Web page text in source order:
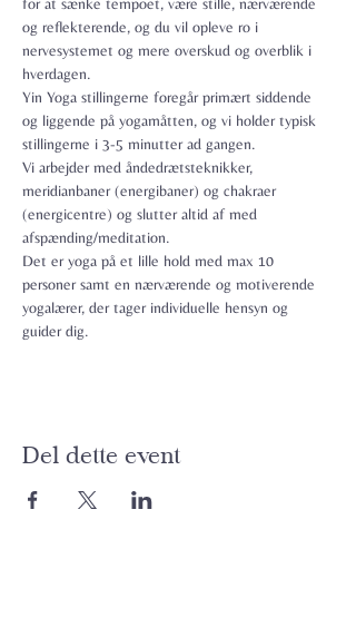
og reflekterende, og du vil opleve ro i
nervesystemet og mere overskud og overblik i
hverdagen.
Yin Yoga stillingerne foregår primært siddende
og liggende på yogamåtten, og vi holder typisk
stillingerne i 3-5 minutter ad gangen.
Vi arbejder med åndedrætsteknikker,
meridianbaner (energibaner) og chakraer
(energicentre) og slutter altid af med
afspænding/meditation.
Det er yoga på et lille hold med max 10
personer samt en nærværende og motiverende
yogalærer, der tager individuelle hensyn og
guider dig.
Del dette event